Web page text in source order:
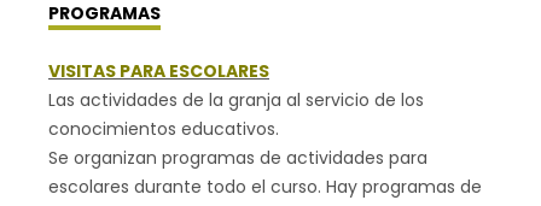
PROGRAMAS
VISITAS PARA ESCOLARES
Las actividades de la granja al servicio de los
conocimientos educativos.
Se organizan programas de actividades para
escolares durante todo el curso. Hay programas de